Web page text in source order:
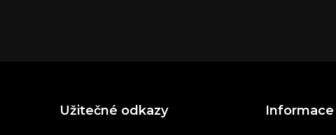
Užitečné odkazy Informace